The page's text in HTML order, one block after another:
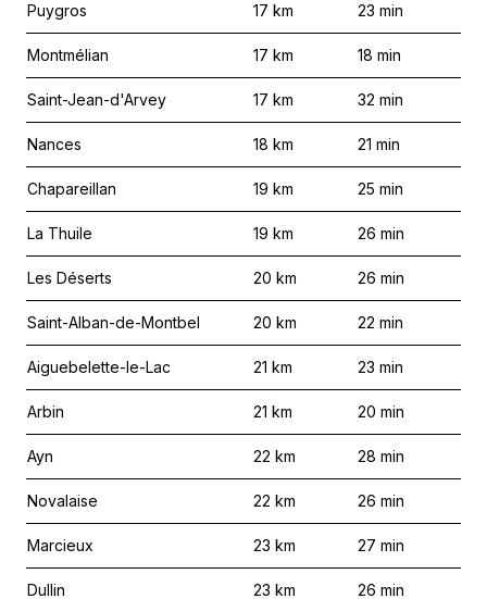
Puygros 17 km 23 min
Montmélian 17 km 18 min
Saint-Jean-d'Arvey 17 km 32 min
Nances 18 km 21 min
Chapareillan 19 km 25 min
La Thuile 19 km 26 min
Les Déserts 20 km 26 min
Saint-Alban-de-Montbel 20 km 22 min
Aiguebelette-le-Lac 21 km 23 min
Arbin 21 km 20 min
Ayn 22 km 28 min
Novalaise 22 km 26 min
Marcieux 23 km 27 min
Dullin 23 km 26 min